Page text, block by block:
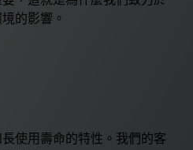
的影響。
使用壽命的特性。我們的客